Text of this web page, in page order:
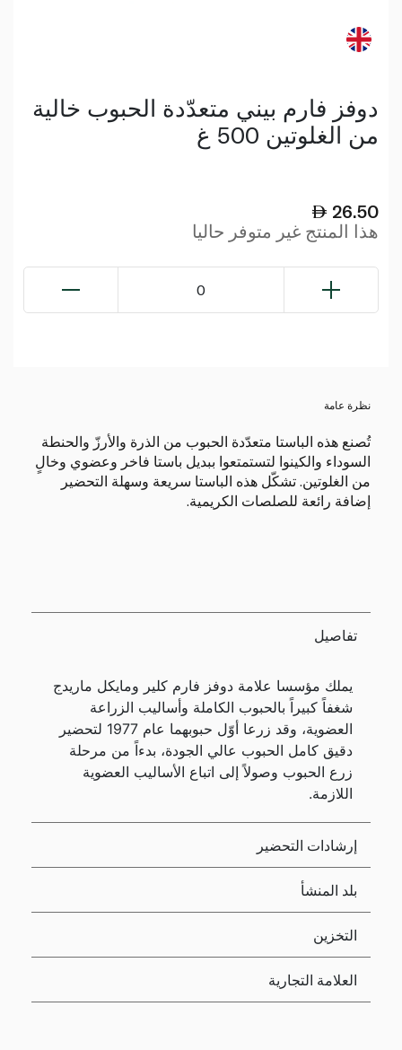
دوفز فارم بيني متعدّدة الحبوب خالية
من الغلوتين 500 غ
26.50
هذا المنتج غير متوفر حاليا
0
نظرة عامة
تُصنع هذه الباستا متعدّدة الحبوب من الذرة والأرزّ والحنطة
السوداء والكينوا لتستمتعوا ببديل باستا فاخر وعضوي وخالٍ
من الغلوتين. تشكّل هذه الباستا سريعة وسهلة التحضير
إضافة رائعة للصلصات الكريمية.
تفاصيل
يملك مؤسسا علامة دوفز فارم كلير ومايكل ماريدج
شغفاً كبيراً بالحبوب الكاملة وأساليب الزراعة
العضوية، وقد زرعا أوّل حبوبهما عام 1977 لتحضير
دقيق كامل الحبوب عالي الجودة، بدءاً من مرحلة
زرع الحبوب وصولاً إلى اتباع الأساليب العضوية
اللازمة.
إرشادات التحضير
بلد المنشأ
التخزين
العلامة التجارية